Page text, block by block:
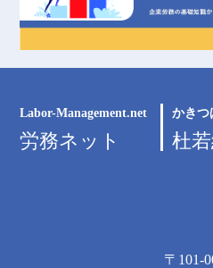
Labor-Management.net
労務ネット
かきつ
杜
〒101-